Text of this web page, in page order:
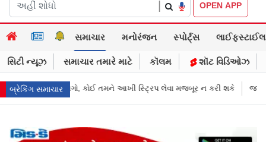
OPEN APP
સમાચાર મનોરંજન સ્પોર્ટ્સ લાઈફસ્ટાઈલ
સિટી ન્યૂઝ સમાચાર તમારે માટે કૉલમ શૉટ વિડિઓઝ
બ્રેકિંગ સમાચાર
લેવા મજબૂર ન કરી શકે જાહેરખબરોથી લોકોને મિસગાઇડ કરનારી